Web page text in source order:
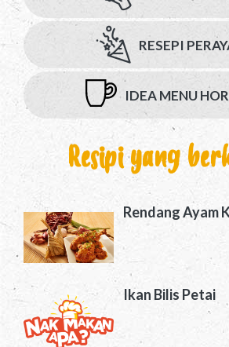
RESEPI
IDEA MENU
Resipi yang
Rendang Ayam
Ikan Bilis Petai